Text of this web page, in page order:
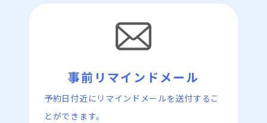
予約日付近にリマインドメールを送付するこ
とができます。